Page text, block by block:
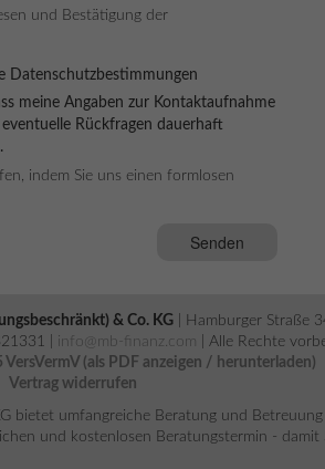
und Bestätigung der
Datenschutzbestimmungen
meine Angaben zur Kontaktaufnahme
Rückfragen dauerhaft
indem Sie uns einen formlosen
& Co. KG| Hamburger Straße
|
info@mb-finanz.com | Alle Rechte
(als PDF anzeigen / herunterladen)
Vertrag widerrufen
bietet umfangreiche Beratung und
und kostenlosen Beratungstermin - damit